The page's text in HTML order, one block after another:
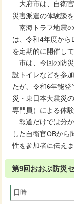
大府市は、自衛
災害派遣の体験談
南海トラフ地震
は、令和4年度から
を定期的に開催して
市は、今回の防災
設トイレなどを参
たが、令和6年能登
災・東日本大震災
専門員）による体
報道だけでは分
した自衛官OBから
性を参加者に伝えま
第9回おおぶ防災
日時